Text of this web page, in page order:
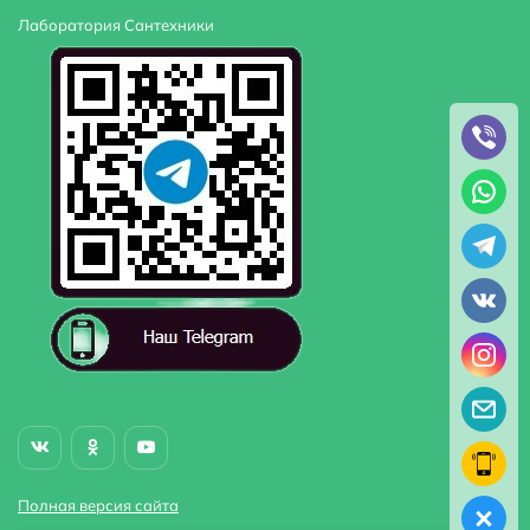
Лаборатория Сантехники
Полная версия сайта